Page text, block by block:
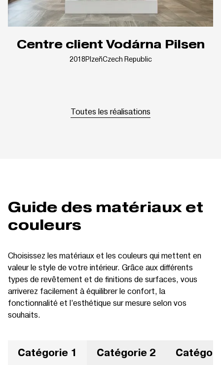
Centre client Vodárna Pilsen
2018PlzeňCzech Republic
Toutes les réalisations
Guide des matériaux et
couleurs
Choisissez les matériaux et les couleurs qui mettent en
valeur le style de votre intérieur. Grâce aux différents
types de revêtement et de finitions de surfaces, vous
arriverez facilement à équilibrer le confort, la
fonctionnalité et l’esthétique sur mesure selon vos
souhaits.
Catégorie 1 Catégorie 2